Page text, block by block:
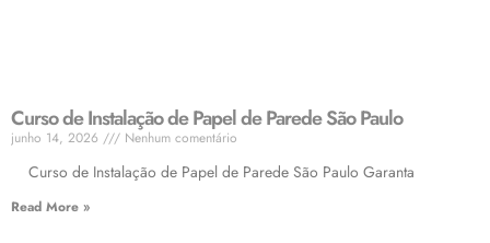
Curso de Instalação de Papel de Parede São Paulo
junho 14, 2026 Nenhum comentário
Curso de Instalação de Papel de Parede São Paulo Garanta
Read More »